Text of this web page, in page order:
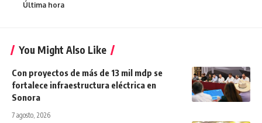
Última hora
You Might Also Like
Con proyectos de más de 13 mil mdp se
fortalece infraestructura eléctrica en
Sonora
7 agosto, 2026